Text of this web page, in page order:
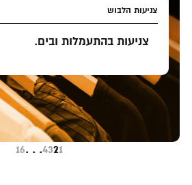
צניעות הלבוש
צניעות בהתעמלות ובים.
1
2
3
4
. . .
16